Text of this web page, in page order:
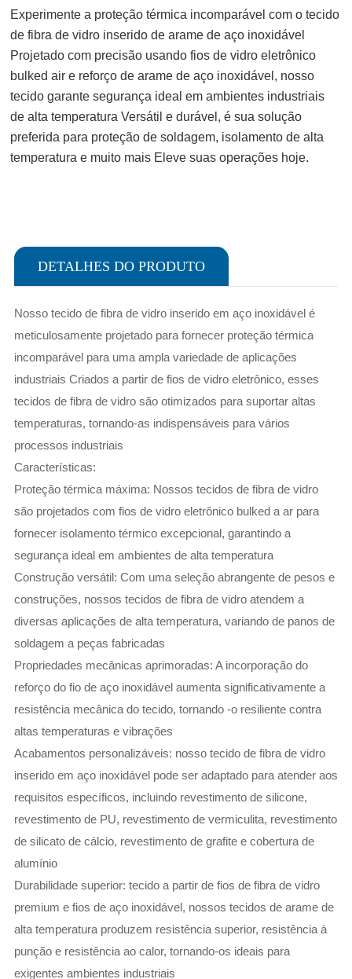
Experimente a proteção térmica incomparável com o tecido
de fibra de vidro inserido de arame de aço inoxidável
Projetado com precisão usando fios de vidro eletrônico
bulked air e reforço de arame de aço inoxidável, nosso
tecido garante segurança ideal em ambientes industriais
de alta temperaturaVersátil e durável, é sua solução
preferida para proteção de soldagem, isolamento de alta
temperatura e muito mais Eleve suas operações hoje.
DETALHES DO PRODUTO
Nosso tecido de fibra de vidro inserido em aço inoxidável é
meticulosamente projetado para fornecer proteção térmica
incomparável para uma ampla variedade de aplicações
industriais Criados a partir de fios de vidro eletrônico, esses
tecidos de fibra de vidro são otimizados para suportar altas
temperaturas, tornando-as indispensáveis ​​para vários
processos industriais
Características:
Proteção térmica máxima: Nossos tecidos de fibra de vidro
são projetados com fios de vidro eletrônico bulked a ar para
fornecer isolamento térmico excepcional, garantindo a
segurança ideal em ambientes de alta temperatura
Construção versátil: Com uma seleção abrangente de pesos e
construções, nossos tecidos de fibra de vidro atendem a
diversas aplicações de alta temperatura, variando de panos de
soldagem a peças fabricadas
Propriedades mecânicas aprimoradas: A incorporação do
reforço do fio de aço inoxidável aumenta significativamente a
resistência mecânica do tecido, tornando -o resiliente contra
altas temperaturas e vibrações
Acabamentos personalizáveis: nosso tecido de fibra de vidro
inserido em aço inoxidável pode ser adaptado para atender aos
requisitos específicos, incluindo revestimento de silicone,
revestimento de PU, revestimento de vermiculita, revestimento
de silicato de cálcio, revestimento de grafite e cobertura de
alumínio
Durabilidade superior: tecido a partir de fios de fibra de vidro
premium e fios de aço inoxidável, nossos tecidos de arame de
alta temperatura produzem resistência superior, resistência à
punção e resistência ao calor, tornando-os ideais para
exigentes ambientes industriais